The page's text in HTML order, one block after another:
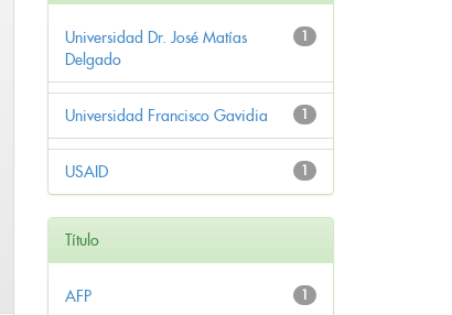
1
Universidad Dr. José Matías
Delgado
1
Universidad Francisco Gavidia
1
USAID
Título
1
AFP